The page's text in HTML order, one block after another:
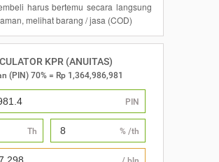
harus bertemu secara langsung
melihat barang / jasa (COD)
KPR (ANUITAS)
(PIN) 70% = Rp 1,364,986,981
PIN
Th % /th